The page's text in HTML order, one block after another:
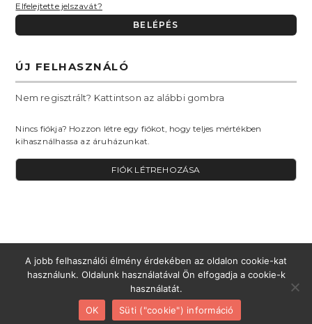
Elfelejtette jelszavát?
ÚJ FELHASZNÁLÓ
Nem regisztrált? Kattintson az alábbi gombra
Nincs fiókja? Hozzon létre egy fiókot, hogy teljes mértékben
kihasználhassa az áruházunkat.
FIÓK LÉTREHOZÁSA
CÉGINFORMÁCIÓ
© OKS KERESKEDELMI ÉS SZOLGÁLTATÓ KFT.
A jobb felhasználói élmény érdekében az oldalon cookie-kat
használunk. Oldalunk használatával Ön elfogadja a cookie-k
használatát.
OK
Süti ("cookie") információ